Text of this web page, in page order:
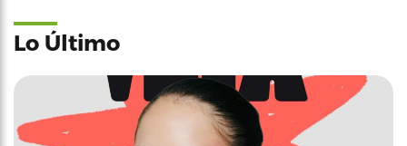
Lo Último